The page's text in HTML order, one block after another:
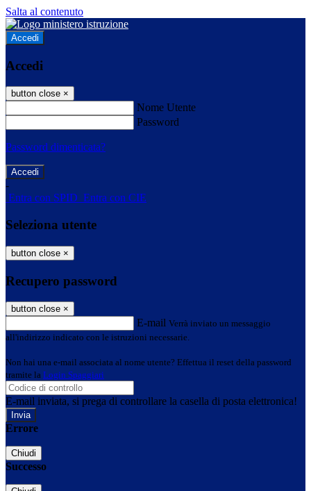
Salta al contenuto
Accedi
Accedi
button close ×
Nome Utente
Password
Password dimenticata?
-
Entra con SPID Entra con CIE
Seleziona utente
button close ×
Recupero password
button close ×
E-mail Verrà inviato un messaggio
all'indirizzo indicato con le istruzioni necessarie.
Non hai una e-mail associata al nome utente? Effettua il reset della password
tramite la Login Spaggiari
E-mail inviata, si prega di controllare la casella di posta elettronica!
Errore
Chiudi
Successo